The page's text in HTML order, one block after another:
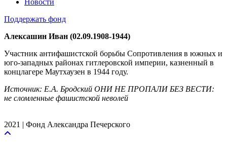
Новости
Поддержать фонд
Алексашин Иван (02.09.1908-1944)
Участник антифашистской борьбы Сопротивления в южных и
юго-западных районах гитлеровской империи, казненный в
концлагере Маутхаузен в 1944 году.
Источник: Е.А. Бродский ОНИ НЕ ПРОПАЛИ БЕЗ ВЕСТИ:
не сломленные фашистской неволей
2021 | Фонд Александра Печерского